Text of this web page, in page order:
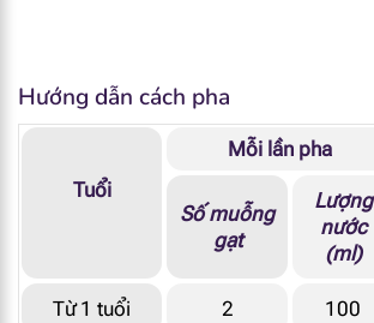
Vitamin E
Hướng dẫn cách pha
Tuổi
Mỗi lần pha
Số muỗng
gạt
Lượng
nước
(ml)
Từ 1 tuổi 2 100